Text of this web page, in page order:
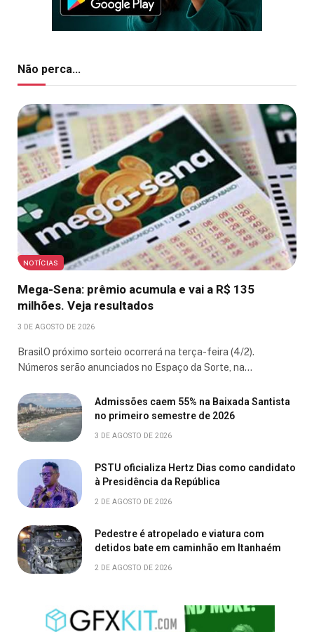
Não perca...
NOTÍCIAS
Mega-Sena: prêmio acumula e vai a R$ 135
milhões. Veja resultados
3 DE AGOSTO DE 2026
BrasilO próximo sorteio ocorrerá na terça-feira (4/2).
Números serão anunciados no Espaço da Sorte, na…
Admissões caem 55% na Baixada Santista
no primeiro semestre de 2026
3 DE AGOSTO DE 2026
PSTU oficializa Hertz Dias como candidato
à Presidência da República
2 DE AGOSTO DE 2026
Pedestre é atropelado e viatura com
detidos bate em caminhão em Itanhaém
2 DE AGOSTO DE 2026